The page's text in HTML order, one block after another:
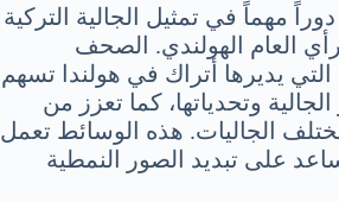
مهماً في تمثيل الجالية التركية
العام الهولندي. الصحف
التي يديرها أتراك في هولندا تسهم
وتحدياتها، كما تعزز من
مختلف الجاليات. هذه الوسائط تعمل
على تبديد الصور النمطية